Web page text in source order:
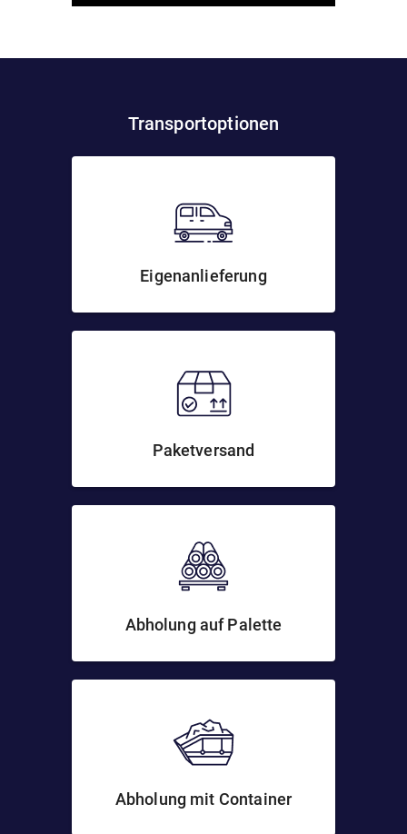
Transportoptionen
Eigenanlieferung
Paketversand
Abholung auf Palette
Abholung mit Container